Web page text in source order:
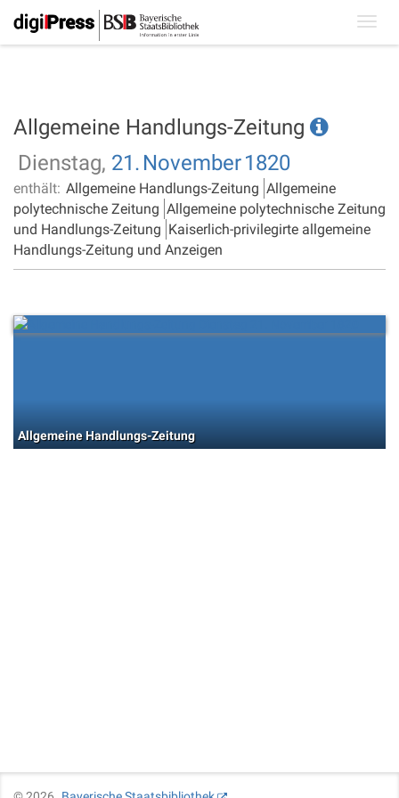
Allgemeine Handlungs-Zeitung
Dienstag, 21. November1820
enthält: Allgemeine Handlungs-Zeitung Allgemeine
polytechnische Zeitung Allgemeine polytechnische Zeitung
und Handlungs-Zeitung Kaiserlich-privilegirte allgemeine
Handlungs-Zeitung und Anzeigen
Allgemeine Handlungs-Zeitung